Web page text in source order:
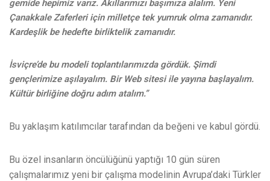
gemide hepimiz varız. Akıllarımızı başımıza alalım. Yeni
Çanakkale Zaferleri için milletçe tek yumruk olma zamanıdır.
Kardeşlik be hedefte birliktelik zamanıdır.
İsviçre’de bu modeli toplantılarımızda gördük. Şimdi
gençlerimize aşılayalım. Bir Web sitesi ile yayına başlayalım.
Kültür birliğine doğru adım atalım.”
Bu yaklaşım katılımcılar tarafından da beğeni ve kabul gördü.
Bu özel insanların öncülüğünü yaptığı 10 gün süren
çalışmalarımız yeni bir çalışma modelinin Avrupa’daki Türkler